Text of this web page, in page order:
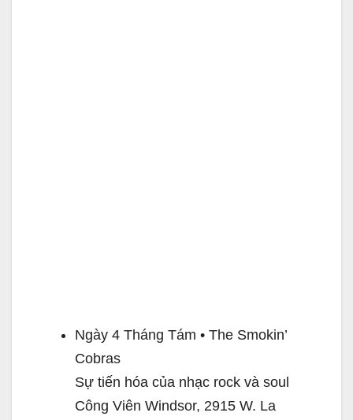
Ngày 4 Tháng Tám • The Smokin’
Cobras
Sự tiến hóa của nhạc rock và soul
Công Viên Windsor, 2915 W. La